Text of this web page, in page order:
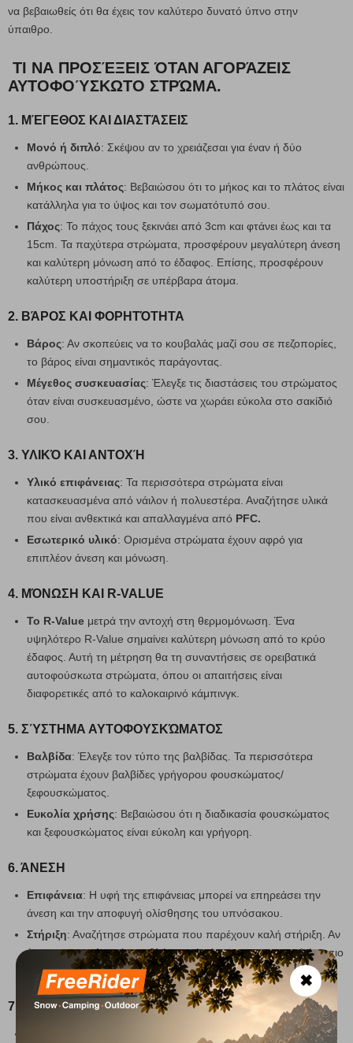
να βεβαιωθείς ότι θα έχεις τον καλύτερο δυνατό ύπνο στην
ύπαιθρο.
ΤΙ ΝΑ ΠΡΟΣΈΞΕΙΣ ΌΤΑΝ ΑΓΟΡΆΖΕΙΣ
ΑΥΤΟΦΟΎΣΚΩΤΟ ΣΤΡΏΜΑ.
1. ΜΈΓΕΘΟΣ ΚΑΙ ΔΙΑΣΤΆΣΕΙΣ
Μονό ή διπλό: Σκέψου αν το χρειάζεσαι για έναν ή δύο
ανθρώπους.
Μήκος και πλάτος: Βεβαιώσου ότι το μήκος και το πλάτος είναι
κατάλληλα για το ύψος και τον σωματότυπό σου.
Πάχος: Το πάχος τους ξεκινάει από 3cm και φτάνει έως και τα
15cm. Τα παχύτερα στρώματα, προσφέρουν μεγαλύτερη άνεση
και καλύτερη μόνωση από το έδαφος. Επίσης, προσφέρουν
καλύτερη υποστήριξη σε υπέρβαρα άτομα.
2. ΒΆΡΟΣ ΚΑΙ ΦΟΡΗΤΌΤΗΤΑ
Βάρος: Αν σκοπεύεις να το κουβαλάς μαζί σου σε πεζοπορίες,
το βάρος είναι σημαντικός παράγοντας.
Μέγεθος συσκευασίας: Έλεγξε τις διαστάσεις του στρώματος
όταν είναι συσκευασμένο, ώστε να χωράει εύκολα στο σακίδιό
σου.
3. ΥΛΙΚΌ ΚΑΙ ΑΝΤΟΧΉ
Υλικό επιφάνειας: Τα περισσότερα στρώματα είναι
κατασκευασμένα από νάιλον ή πολυεστέρα. Αναζήτησε υλικά
που είναι ανθεκτικά και απαλλαγμένα από PFC.
Εσωτερικό υλικό: Ορισμένα στρώματα έχουν αφρό για
επιπλέον άνεση και μόνωση.
4. ΜΌΝΩΣΗ ΚΑΙ R-VALUE
Το R-Value μετρά την αντοχή στη θερμομόνωση. Ένα
υψηλότερο R-Value σημαίνει καλύτερη μόνωση από το κρύο
έδαφος. Αυτή τη μέτρηση θα τη συναντήσεις σε ορειβατικά
αυτοφούσκωτα στρώματα, όπου οι απαιτήσεις είναι
διαφορετικές από το καλοκαιρινό κάμπινγκ.
5. ΣΎΣΤΗΜΑ ΑΥΤΟΦΟΥΣΚΏΜΑΤΟΣ
Βαλβίδα: Έλεγξε τον τύπο της βαλβίδας. Τα περισσότερα
στρώματα έχουν βαλβίδες γρήγορου φουσκώματος/
ξεφουσκώματος.
Ευκολία χρήσης: Βεβαιώσου ότι η διαδικασία φουσκώματος
και ξεφουσκώματος είναι εύκολη και γρήγορη.
6. ΆΝΕΣΗ
Επιφάνεια: Η υφή της επιφάνειας μπορεί να επηρεάσει την
άνεση και την αποφυγή ολίσθησης του υπνόσακου.
Στήριξη: Αναζήτησε στρώματα που παρέχουν καλή στήριξη. Αν
έχεις μυο- σκελετικά προβλήματα ή κάποιο τραυματισμό ένα πιο
παχύ στρώμα θα σου προφέρει υψηλή υποστήριξη και άνεση.
7. ΤΙΜΉ
: Τα αυτοφούσκωτα στρώματα διαφέρουν
✖